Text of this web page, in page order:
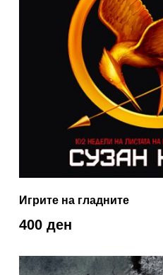
Игрите на гладните
400 ден